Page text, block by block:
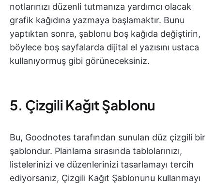
notlarınızı düzenli tutmanıza yardımcı olacak
grafik kağıdına yazmaya başlamaktır. Bunu
yaptıktan sonra, şablonu boş kağıda değiştirin,
böylece boş sayfalarda dijital el yazısını ustaca
kullanıyormuş gibi görüneceksiniz.
5. Çizgili Kağıt Şablonu
Bu, Goodnotes tarafından sunulan düz çizgili bir
şablondur. Planlama sırasında tablolarınızı,
listelerinizi ve düzenlerinizi tasarlamayı tercih
ediyorsanız, Çizgili Kağıt Şablonunu kullanmayı